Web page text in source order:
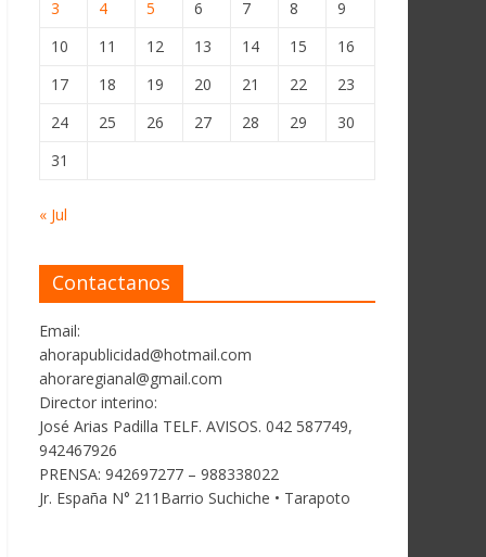
3
4 5 6 7 8
9
10
11 12 13 14 15
16
17
18 19 20 21 22
23
24
25 26 27 28 29
30
31
« Jul
Contactanos
Email:
ahorapublicidad@hotmail.com
ahoraregianal@gmail.com
Director interino:
José Arias Padilla TELF. AVISOS. 042 587749,
942467926
PRENSA: 942697277 – 988338022
Jr. España N° 211Barrio Suchiche • Tarapoto